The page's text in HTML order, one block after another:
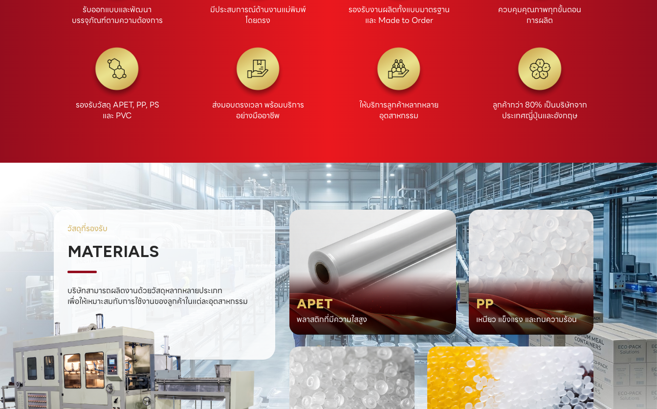
รับออกแบบและพัฒนา
บรรจุภัณฑ์ตามความต้องการ
มีประสบการณ์ด้านงานแม่พิมพ์
โดยตรง
รองรับงานผลิตทั้งแบบมาตรฐาน
และ Made to Order
ควบคุมคุณภาพทุกขั้นตอน
การผลิต
รองรับวัสดุ APET, PP, PS
และ PVC
ส่งมอบตรงเวลา พร้อมบริการ
อย่างมืออาชีพ
ให้บริการลูกค้าหลากหลาย
อุตสาหกรรม
ลูกค้ากว่า 80% เป็นบริษัทจาก
ประเทศญี่ปุ่นและอังกฤษ
วัสดุที่รองรับ
MATERIALS
บริษัทสามารถผลิตงานด้วยวัสดุหลากหลายประเภท
เพื่อให้เหมาะสมกับการใช้งานของลูกค้าในแต่ละอุตสาหกรรม
APET
พลาสติกที่มีความใสสูง
PP
เหนียว แข็งแรง และทนความร้อน